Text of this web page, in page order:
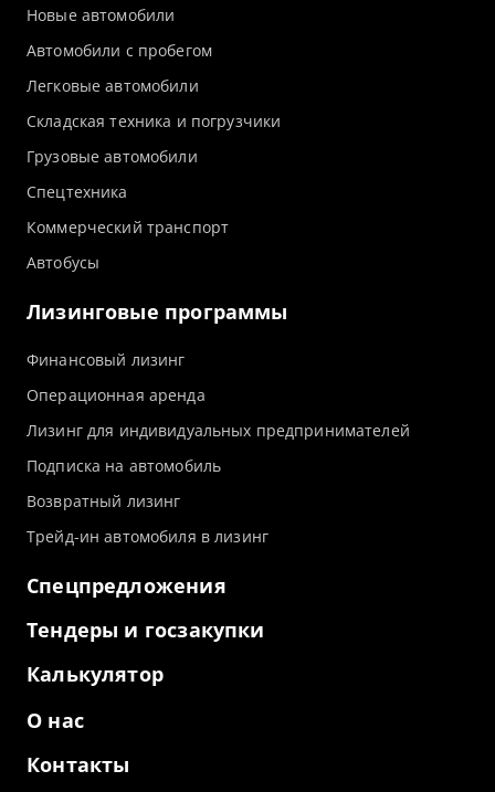
Новые автомобили
Автомобили с пробегом
Легковые автомобили
Складская техника и погрузчики
Грузовые автомобили
Спецтехника
Коммерческий транспорт
Автобусы
Лизинговые программы
Финансовый лизинг
Операционная аренда
Лизинг для индивидуальных предпринимателей
Подписка на автомобиль
Возвратный лизинг
Трейд-ин автомобиля в лизинг
Спецпредложения
Тендеры и госзакупки
Калькулятор
О нас
Контакты